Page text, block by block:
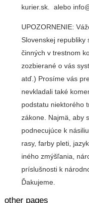
kurier.sk. alebo
UPOZORNENIE:
Slovenskej republiky
činných v trestnom
zozbierané o vás
atď.) Prosíme vás
nevkladali také
podstatu niektorého
zákone. Najmä, aby
podnecujúce k
rasy, farby pleti,
iného zmýšľania,
príslušnosti k
Ďakujeme.
other pages